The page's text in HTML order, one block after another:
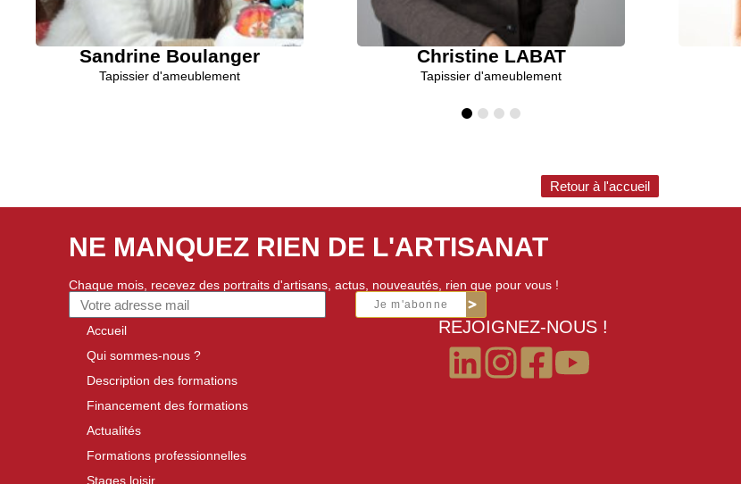
Sandrine Boulanger
Tapissier d'ameublement
Christine LABAT
Tapissier d'ameublement
Retour à l'accueil
NE MANQUEZ RIEN DE L'ARTISANAT
Chaque mois, recevez des portraits d'artisans, actus, nouveautés, rien que pour vous !
Je m'abonne
Accueil
Qui sommes-nous ?
Description des formations
Financement des formations
Actualités
Formations professionnelles
Stages loisir
REJOIGNEZ-NOUS !